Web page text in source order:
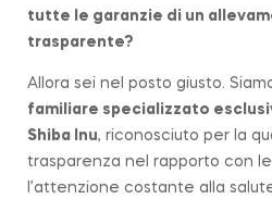
tutte le garanzie di un
trasparente?
Allora sei nel posto giusto.
familiare specializzato
Shiba Inu, riconosciuto per la
trasparenza nel rapporto con
l’attenzione costante alla